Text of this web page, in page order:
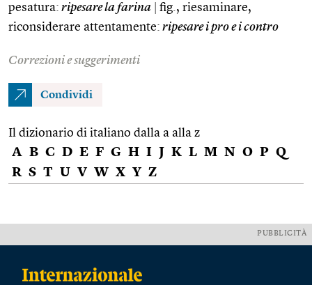
pesatura: ripesare la farina
fig., riesaminare,
riconsiderare attentamente: ripesare i pro e i contro
Correzioni e suggerimenti
Condividi
Il dizionario di italiano dalla a alla z
A B C D E F G H I J K L M N O P Q
R S T U V W X Y Z
PUBBLICITÀ